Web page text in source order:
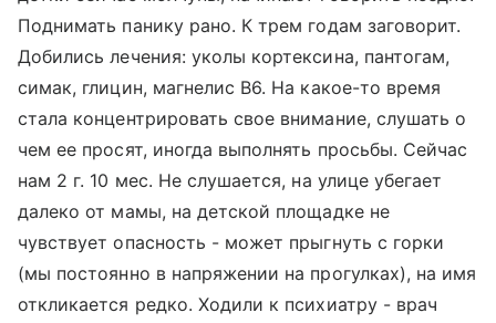
Поднимать панику рано. К трем годам заговорит.
Добились лечения: уколы кортексина, пантогам,
симак, глицин, магнелис В6. На какое-то время
стала концентрировать свое внимание, слушать о
чем ее просят, иногда выполнять просьбы. Сейчас
нам 2 г. 10 мес. Не слушается, на улице убегает
далеко от мамы, на детской площадке не
чувствует опасность - может прыгнуть с горки
(мы постоянно в напряжении на прогулках), на имя
откликается редко. Ходили к психиатру - врач